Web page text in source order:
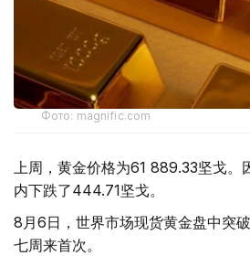
Фото: magnific.com
上周，黄金价格为61 889.33坚戈。
内下跌了444.71坚戈。
8月6日，世界市场现货黄金盘中突
七周来首次。